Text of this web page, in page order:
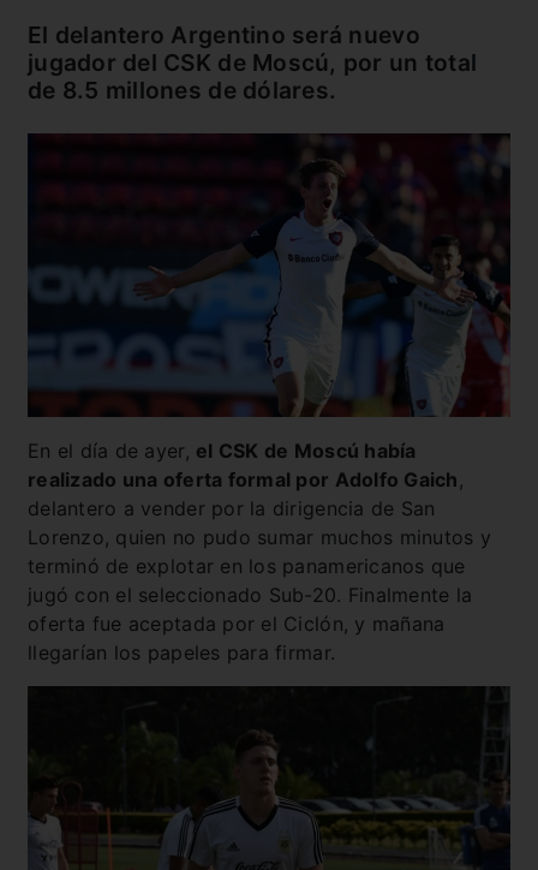
El delantero Argentino será nuevo
jugador del CSK de Moscú, por un total
de 8.5 millones de dólares.
En el día de ayer, el CSK de Moscú había
realizado una oferta formal por Adolfo Gaich ,
delantero a vender por la dirigencia de San
Lorenzo, quien no pudo sumar muchos minutos y
terminó de explotar en los panamericanos que
jugó con el seleccionado Sub-20. Finalmente la
oferta fue aceptada por el Ciclón, y mañana
llegarían los papeles para firmar.